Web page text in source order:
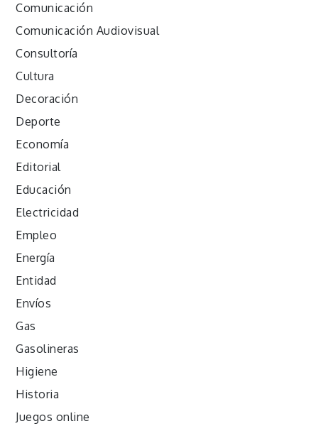
Comunicación
Comunicación Audiovisual
Consultoría
Cultura
Decoración
Deporte
Economía
Editorial
Educación
Electricidad
Empleo
Energía
Entidad
Envíos
Gas
Gasolineras
Higiene
Historia
Juegos online